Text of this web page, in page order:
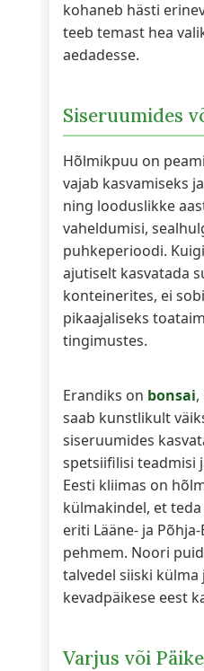
kohaneb hästi
teeb temast hea
aedadesse.
Siseruumides
Hõlmikpuu on
vajab kasvamiseks
ning looduslikke
vaheldumisi,
puhkeperioodi.
ajutiselt kasvatada
konteinerites, ei
pikaajaliseks
tingimustes.
Erandiks on bonsai
saab kunstlikult
siseruumides
spetsiifilisi teadmisi
Eesti kliimas on
külmakindel, et
eriti Lääne- ja
pehmem. Noori
talvedel siiski külma
kevadpäikese eest
Varjus või